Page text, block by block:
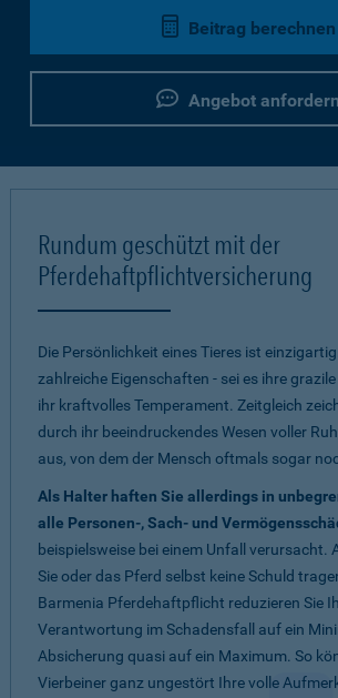
Beitrag berechnen
Angebot anfordern
Rundum geschützt mit der
Pferdehaftpflichtversicherung
Die Persönlichkeit eines Tieres ist
zahlreiche Eigenschaften - sei es ihre
ihr kraftvolles Temperament. Zeitgleich
durch ihr beeindruckendes Wesen voller
aus, von dem der Mensch oftmals sogar
Als Halter haften Sie allerdings in
alle Personen-, Sach- und
beispielsweise bei einem Unfall verursacht.
Sie oder das Pferd selbst keine Schuld
Barmenia Pferdehaftpflicht reduzieren Sie
Verantwortung im Schadensfall auf ein
Absicherung quasi auf ein Maximum. So
Vierbeiner ganz ungestört Ihre volle